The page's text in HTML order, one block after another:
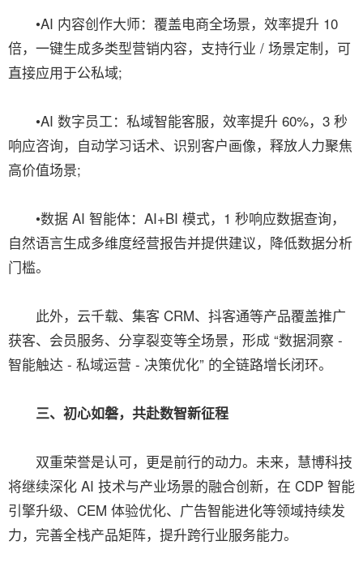
•AI 内容创作大师：覆盖电商全场景，效率提升 10
倍，一键生成多类型营销内容，支持行业 / 场景定制，可
直接应用于公私域;
•AI 数字员工：私域智能客服，效率提升 60%，3 秒
响应咨询，自动学习话术、识别客户画像，释放人力聚焦
高价值场景;
•数据 AI 智能体：AI+BI 模式，1 秒响应数据查询，
自然语言生成多维度经营报告并提供建议，降低数据分析
门槛。
此外，云千载、集客 CRM、抖客通等产品覆盖推广
获客、会员服务、分享裂变等全场景，形成 “数据洞察 -
智能触达 - 私域运营 - 决策优化” 的全链路增长闭环。
三、初心如磐，共赴数智新征程
双重荣誉是认可，更是前行的动力。未来，慧博科技
将继续深化 AI 技术与产业场景的融合创新，在 CDP 智能
引擎升级、CEM 体验优化、广告智能进化等领域持续发
力，完善全栈产品矩阵，提升跨行业服务能力。